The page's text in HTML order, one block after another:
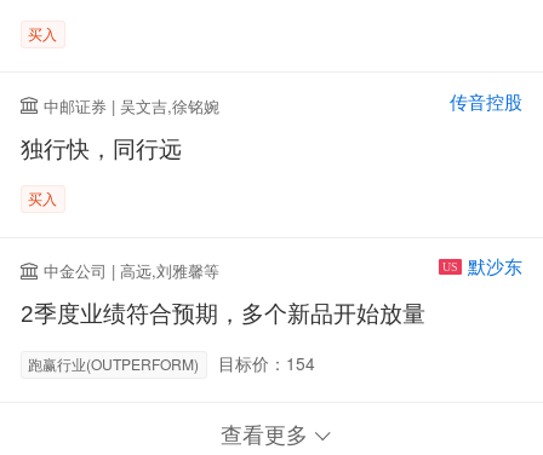
买入
中邮证券 | 吴文吉,徐铭婉 传音控股
独行快，同行远
买入
中金公司 | 高远,刘雅馨等 US 默沙东
2季度业绩符合预期，多个新品开始放量
跑赢行业(OUTPERFORM) 目标价：154
查看更多